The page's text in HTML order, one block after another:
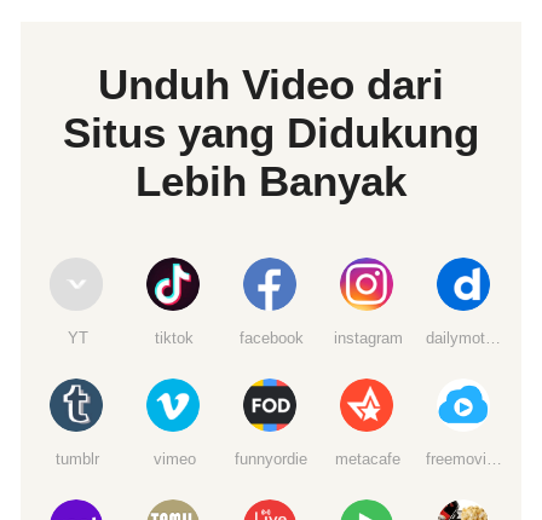
Unduh Video dari
Situs yang Didukung
Lebih Banyak
YT tiktok facebook instagram
tumblr vimeo funnyordie metacafe